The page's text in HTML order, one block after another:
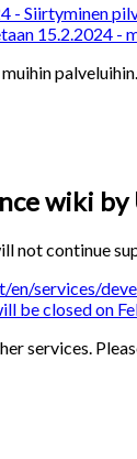
- Siirtyminen
15.2.2024 -
wiki
not continue
services/
be closed on
services.